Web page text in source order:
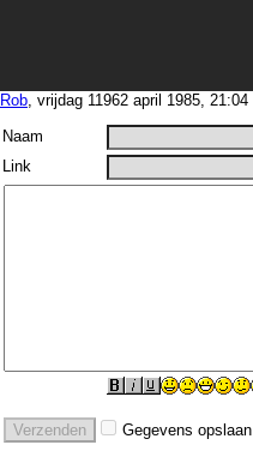
Rob, vrijdag 11962 april 1985, 21:04
Naam
Link
Gegevens opslaan